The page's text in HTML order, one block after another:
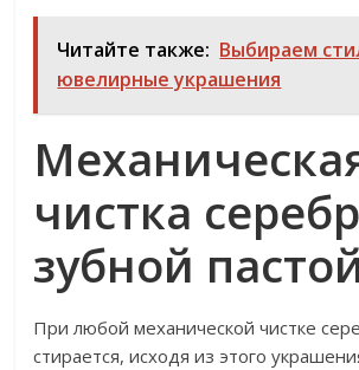
Читайте также: Выбираем
ювелирные украшения
чистка
зубной
При любой механической чистке
стирается, исходя из этого